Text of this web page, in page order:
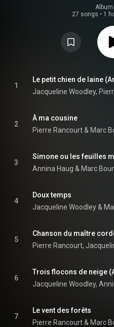
Album
27 songs • 1
1
2
À ma cousine
Pierre Rancourt & Marc
3
Simone ou les feuilles
Annina Haug & Marc
4
Doux temps
5
6
7
Le vent des forêts
Pierre Rancourt & Marc